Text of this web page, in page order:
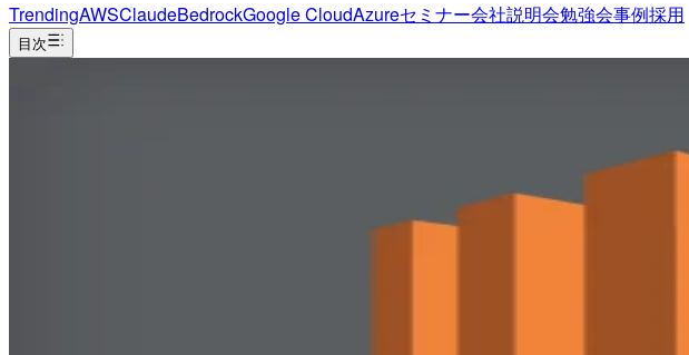
TrendingAWSClaudeBedrockGoogle CloudAzureセミナー会社説明会勉強会事例採用
目次